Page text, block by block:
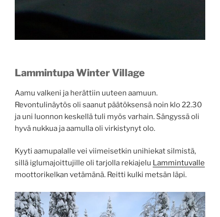
Lammintupa Winter Village
Aamu valkeni ja herättiin uuteen aamuun.
Revontulinäytös oli saanut päätöksensä noin klo 22.30
ja uni luonnon keskellä tuli myös varhain. Sängyssä oli
hyvä nukkua ja aamulla oli virkistynyt olo.
Kyyti aamupalalle vei viimeisetkin unihiekat silmistä,
sillä iglumajoittujille oli tarjolla rekiajelu Lammintuvalle
moottorikelkan vetämänä. Reitti kulki metsän läpi.